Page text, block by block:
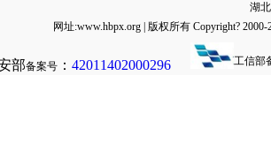
湖
网址:www.hbpx.org | 版权所有 Copyright?
部备案号 ： 42011402000296 工信部